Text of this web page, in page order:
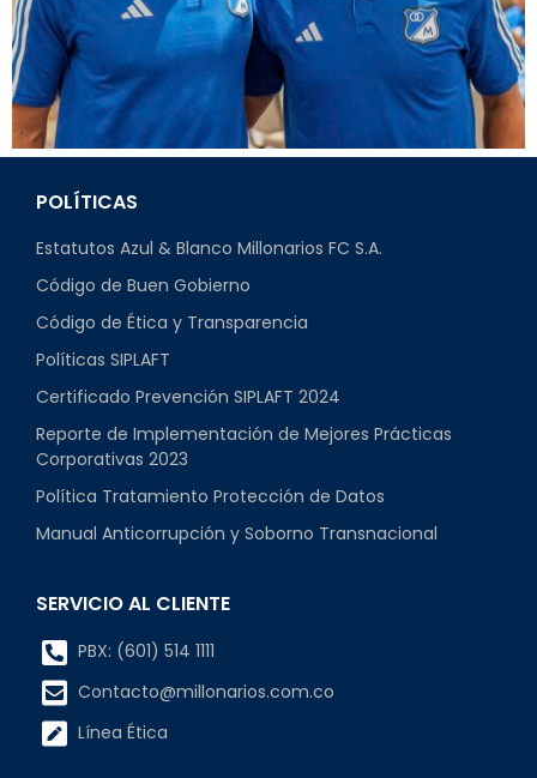
POLÍTICAS
Estatutos Azul & Blanco Millonarios FC S.A.
Código de Buen Gobierno
Código de Ética y Transparencia
Políticas SIPLAFT
Certificado Prevención SIPLAFT 2024
Reporte de Implementación de Mejores Prácticas
Corporativas 2023
Política Tratamiento Protección de Datos
Manual Anticorrupción y Soborno Transnacional
SERVICIO AL CLIENTE
PBX: (601) 514 1111
Contacto@millonarios.com.co
Línea Ética